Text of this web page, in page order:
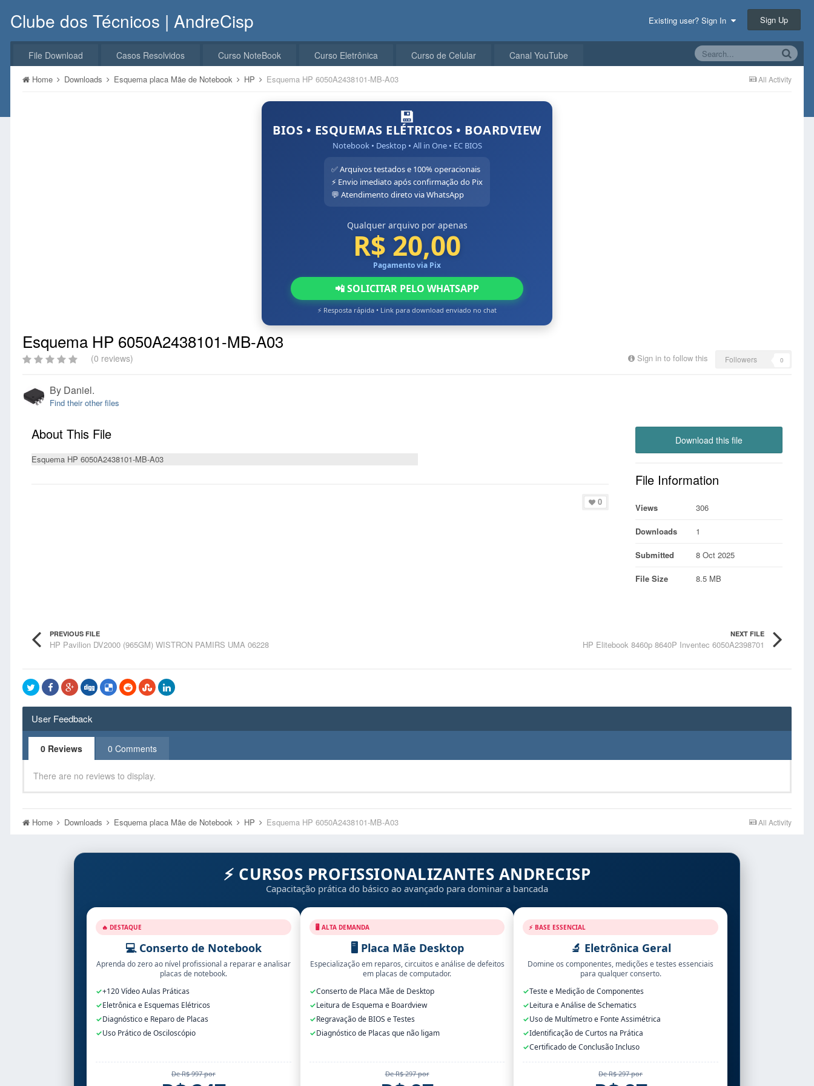
Clube dos Técnicos | AndreCisp Existing user? Sign In Sign Up
File Download Casos Resolvidos Curso NoteBook Curso Eletrônica Curso de Celular Canal YouTube
All Activity
Home Downloads Esquema placa Mãe de Notebook HP Esquema HP 6050A2438101-MB-A03
💾
BIOS • ESQUEMAS ELÉTRICOS • BOARDVIEW
Notebook • Desktop • All in One • EC BIOS
✅ Arquivos testados e 100% operacionais
⚡ Envio imediato após confirmação do Pix
💬 Atendimento direto via WhatsApp
Qualquer arquivo por apenas
R$ 20,00
Pagamento via Pix
📲 SOLICITAR PELO WHATSAPP
⚡ Resposta rápida • Link para download enviado no chat
Esquema HP 6050A2438101-MB-A03
(0 reviews) Sign in to follow this Followers 0
By Daniel.
Find their other files
About This File
Esquema HP 6050A2438101-MB-A03
0
Download this file
File Information
Views 306
Downloads 1
Submitted 8 Oct 2025
File Size 8.5 MB
PREVIOUS FILE
HP Pavilion DV2000 (965GM) WISTRON PAMIRS UMA 06228
NEXT FILE
HP Elitebook 8460p 8640P Inventec 6050A2398701
User Feedback
0 Reviews 0 Comments
There are no reviews to display.
All Activity
Home Downloads Esquema placa Mãe de Notebook HP Esquema HP 6050A2438101-MB-A03
⚡ CURSOS PROFISSIONALIZANTES ANDRECISP
Capacitação prática do básico ao avançado para dominar a bancada
🔥 DESTAQUE
💻 Conserto de Notebook
Aprenda do zero ao nível profissional a reparar e analisar
placas de notebook.
✓+120 Vídeo Aulas Práticas
✓Eletrônica e Esquemas Elétricos
✓Diagnóstico e Reparo de Placas
✓Uso Prático de Osciloscópio
De R$ 997 por
🖥️ ALTA DEMANDA
🖥️ Placa Mãe Desktop
Especialização em reparos, circuitos e análise de defeitos
em placas de computador.
✓Conserto de Placa Mãe de Desktop
✓Leitura de Esquema e Boardview
✓Regravação de BIOS e Testes
✓Diagnóstico de Placas que não ligam
De R$ 297 por
⚡ BASE ESSENCIAL
🔬 Eletrônica Geral
Domine os componentes, medições e testes essenciais
para qualquer conserto.
✓Teste e Medição de Componentes
✓Leitura e Análise de Schematics
✓Uso de Multímetro e Fonte Assimétrica
✓Identificação de Curtos na Prática
✓Certificado de Conclusão Incluso
De R$ 297 por